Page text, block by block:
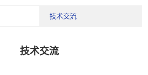
技术交流
技术交流